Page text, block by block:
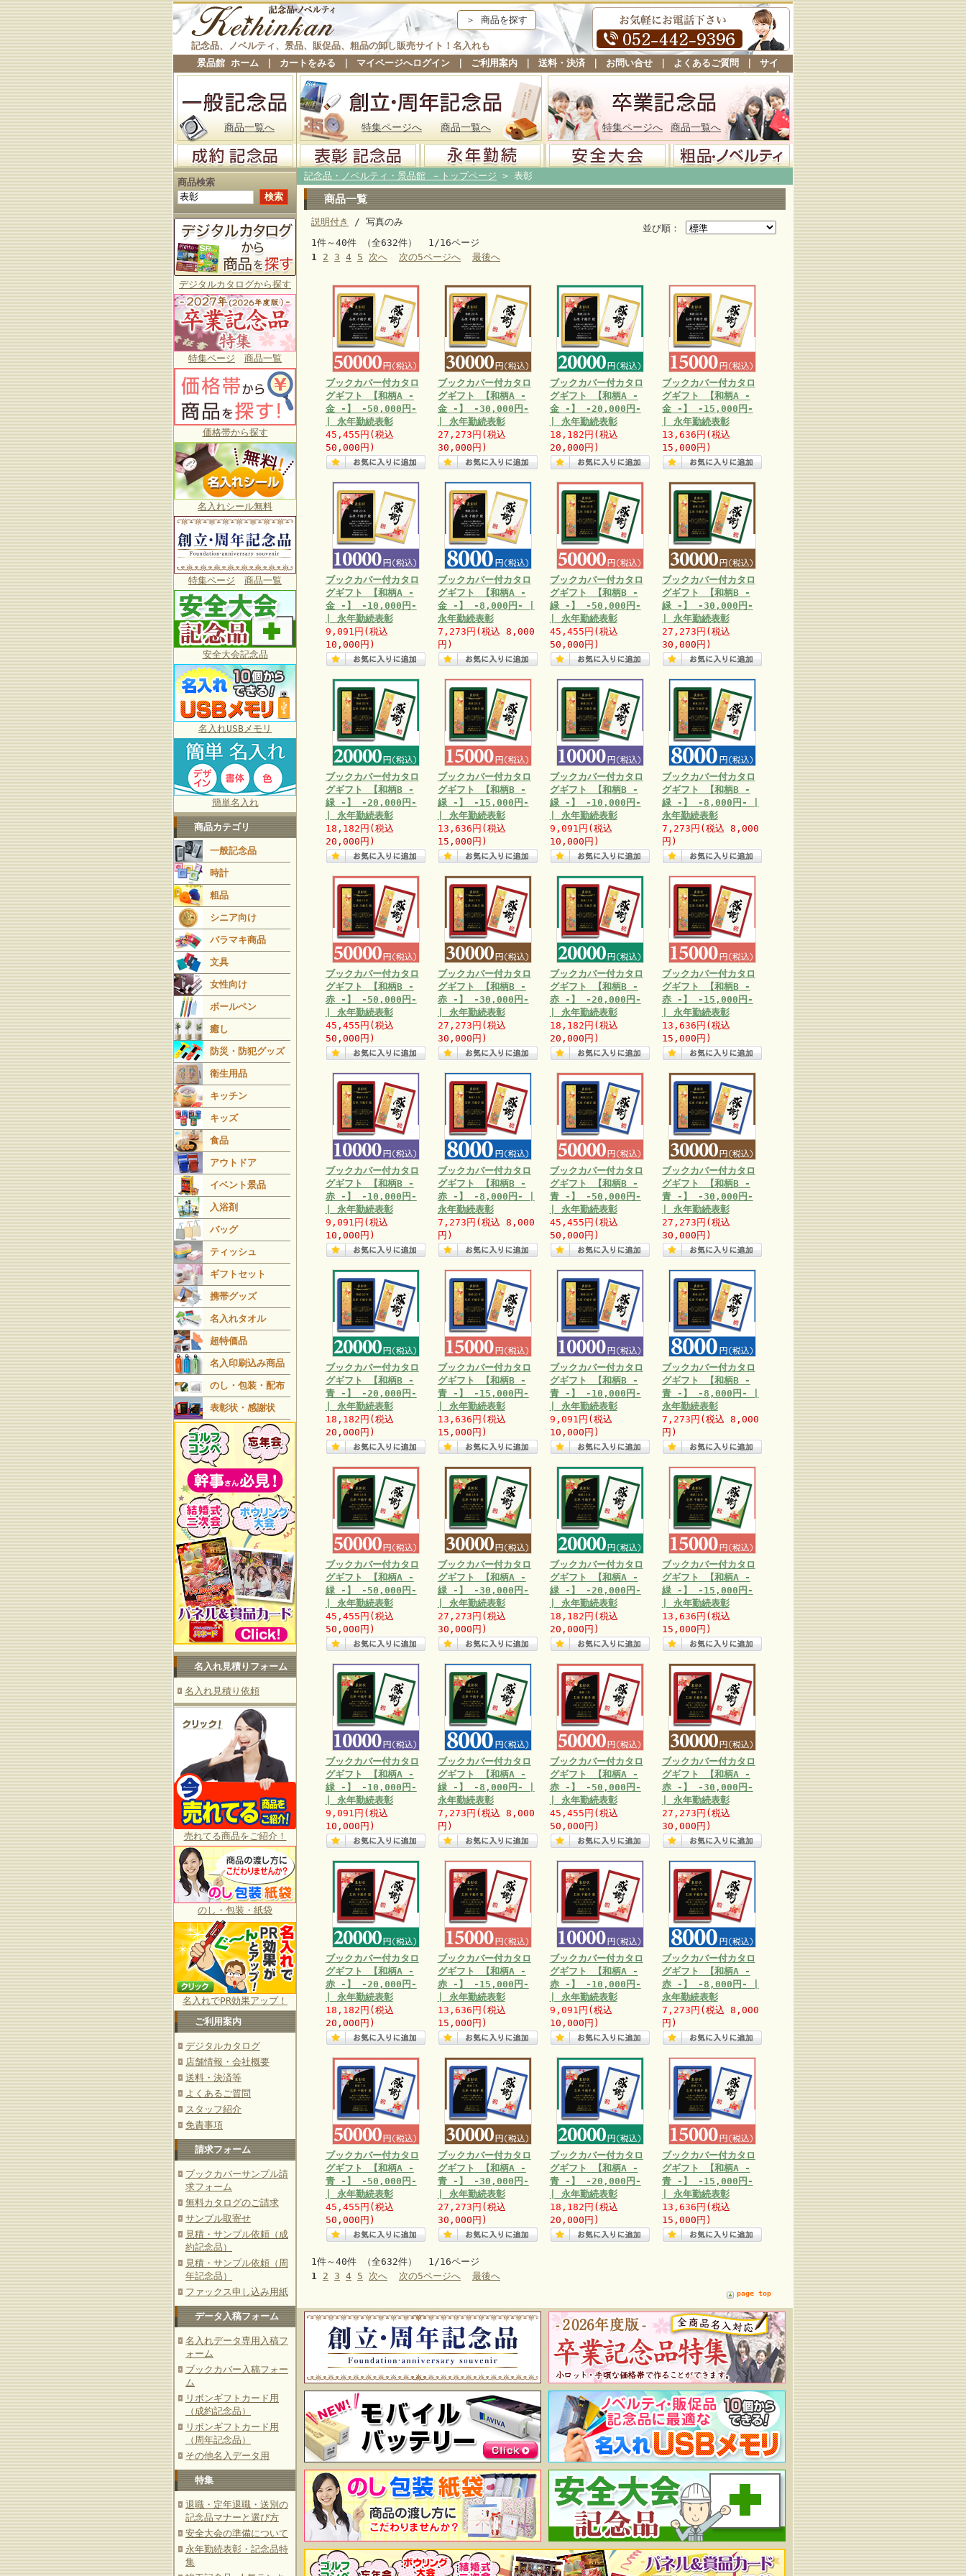
＞ 商品を探す
記念品、ノベルティ、景品、販促品、粗品の卸し販売サイト！名入れも
景品館 ホーム
カートをみる マイページへログイン ご利用案内 送料・決済 お問い合せ よくあるご質問
サイ
トマップ
商品一覧へ
商品検索
デジタルカタログから探す
特集ページ 商品一覧
価格帯から探す
名入れシール無料
特集ページ 商品一覧
安全大会記念品
名入れUSBメモリ
簡単名入れ
商品カテゴリ
一般記念品
時計
粗品
シニア向け
バラマキ商品
文具
女性向け
ボールペン
癒し
防災・防犯グッズ
衛生用品
キッチン
キッズ
食品
アウトドア
イベント景品
入浴剤
バッグ
ティッシュ
ギフトセット
携帯グッズ
名入れタオル
超特価品
名入印刷込み商品
のし・包装・配布
表彰状・感謝状
名入れ見積りフォーム
名入れ見積り依頼
売れてる商品をご紹介！
のし・包装・紙袋
名入れでPR効果アップ！
ご利用案内
デジタルカタログ
店舗情報・会社概要
送料・決済等
よくあるご質問
スタッフ紹介
免責事項
請求フォーム
ブックカバーサンプル請
求フォーム
無料カタログのご請求
サンプル取寄せ
見積・サンプル依頼（成
約記念品）
見積・サンプル依頼（周
年記念品）
ファックス申し込み用紙
データ入稿フォーム
名入れデータ専用入稿フ
ォーム
ブックカバー入稿フォー
ム
リボンギフトカード用
（成約記念品）
リボンギフトカード用
（周年記念品）
その他名入データ用
特集
退職・定年退職・送別の
記念品マナーと選び方
安全大会の準備について
永年勤続表彰・記念品特
集
特集ページへ 商品一覧へ 特集ページへ 商品一覧へ
記念品・ノベルティ・景品館 －トップページ > 表彰
商品一覧
並び順：
説明付き
/ 写真のみ
1件～40件 （全632件） 1/16ページ
1 2 3 4 5 次へ 次の5ページへ 最後へ
ブックカバー付カタロ
グギフト 【和柄A -
金 -】 -50,000円-
| 永年勤続表彰
45,455円 (税込
50,000円)
ブックカバー付カタロ
グギフト 【和柄A -
金 -】 -30,000円-
| 永年勤続表彰
27,273円 (税込
30,000円)
ブックカバー付カタロ
グギフト 【和柄A -
金 -】 -20,000円-
| 永年勤続表彰
18,182円 (税込
20,000円)
ブックカバー付カタロ
グギフト 【和柄A -
金 -】 -15,000円-
| 永年勤続表彰
13,636円 (税込
15,000円)
ブックカバー付カタロ
グギフト 【和柄A -
金 -】 -10,000円-
| 永年勤続表彰
9,091円 (税込
10,000円)
ブックカバー付カタロ
グギフト 【和柄A -
金 -】 -8,000円- |
永年勤続表彰
7,273円 (税込 8,000
円)
ブックカバー付カタロ
グギフト 【和柄B -
緑 -】 -50,000円-
| 永年勤続表彰
45,455円 (税込
50,000円)
ブックカバー付カタロ
グギフト 【和柄B -
緑 -】 -30,000円-
| 永年勤続表彰
27,273円 (税込
30,000円)
ブックカバー付カタロ
グギフト 【和柄B -
緑 -】 -20,000円-
| 永年勤続表彰
18,182円 (税込
20,000円)
ブックカバー付カタロ
グギフト 【和柄B -
緑 -】 -15,000円-
| 永年勤続表彰
13,636円 (税込
15,000円)
ブックカバー付カタロ
グギフト 【和柄B -
緑 -】 -10,000円-
| 永年勤続表彰
9,091円 (税込
10,000円)
ブックカバー付カタロ
グギフト 【和柄B -
緑 -】 -8,000円- |
永年勤続表彰
7,273円 (税込 8,000
円)
ブックカバー付カタロ
グギフト 【和柄B -
赤 -】 -50,000円-
| 永年勤続表彰
45,455円 (税込
50,000円)
ブックカバー付カタロ
グギフト 【和柄B -
赤 -】 -30,000円-
| 永年勤続表彰
27,273円 (税込
30,000円)
ブックカバー付カタロ
グギフト 【和柄B -
赤 -】 -20,000円-
| 永年勤続表彰
18,182円 (税込
20,000円)
ブックカバー付カタロ
グギフト 【和柄B -
赤 -】 -15,000円-
| 永年勤続表彰
13,636円 (税込
15,000円)
ブックカバー付カタロ
グギフト 【和柄B -
赤 -】 -10,000円-
| 永年勤続表彰
9,091円 (税込
10,000円)
ブックカバー付カタロ
グギフト 【和柄B -
赤 -】 -8,000円- |
永年勤続表彰
7,273円 (税込 8,000
円)
ブックカバー付カタロ
グギフト 【和柄B -
青 -】 -50,000円-
| 永年勤続表彰
45,455円 (税込
50,000円)
ブックカバー付カタロ
グギフト 【和柄B -
青 -】 -30,000円-
| 永年勤続表彰
27,273円 (税込
30,000円)
ブックカバー付カタロ
グギフト 【和柄B -
青 -】 -20,000円-
| 永年勤続表彰
18,182円 (税込
20,000円)
ブックカバー付カタロ
グギフト 【和柄B -
青 -】 -15,000円-
| 永年勤続表彰
13,636円 (税込
15,000円)
ブックカバー付カタロ
グギフト 【和柄B -
青 -】 -10,000円-
| 永年勤続表彰
9,091円 (税込
10,000円)
ブックカバー付カタロ
グギフト 【和柄B -
青 -】 -8,000円- |
永年勤続表彰
7,273円 (税込 8,000
円)
ブックカバー付カタロ
グギフト 【和柄A -
緑 -】 -50,000円-
| 永年勤続表彰
45,455円 (税込
50,000円)
ブックカバー付カタロ
グギフト 【和柄A -
緑 -】 -30,000円-
| 永年勤続表彰
27,273円 (税込
30,000円)
ブックカバー付カタロ
グギフト 【和柄A -
緑 -】 -20,000円-
| 永年勤続表彰
18,182円 (税込
20,000円)
ブックカバー付カタロ
グギフト 【和柄A -
緑 -】 -15,000円-
| 永年勤続表彰
13,636円 (税込
15,000円)
ブックカバー付カタロ
グギフト 【和柄A -
緑 -】 -10,000円-
| 永年勤続表彰
9,091円 (税込
10,000円)
ブックカバー付カタロ
グギフト 【和柄A -
緑 -】 -8,000円- |
永年勤続表彰
7,273円 (税込 8,000
円)
ブックカバー付カタロ
グギフト 【和柄A -
赤 -】 -50,000円-
| 永年勤続表彰
45,455円 (税込
50,000円)
ブックカバー付カタロ
グギフト 【和柄A -
赤 -】 -30,000円-
| 永年勤続表彰
27,273円 (税込
30,000円)
ブックカバー付カタロ
グギフト 【和柄A -
赤 -】 -20,000円-
| 永年勤続表彰
18,182円 (税込
20,000円)
ブックカバー付カタロ
グギフト 【和柄A -
赤 -】 -15,000円-
| 永年勤続表彰
13,636円 (税込
15,000円)
ブックカバー付カタロ
グギフト 【和柄A -
赤 -】 -10,000円-
| 永年勤続表彰
9,091円 (税込
10,000円)
ブックカバー付カタロ
グギフト 【和柄A -
赤 -】 -8,000円- |
永年勤続表彰
7,273円 (税込 8,000
円)
ブックカバー付カタロ
グギフト 【和柄A -
青 -】 -50,000円-
| 永年勤続表彰
45,455円 (税込
50,000円)
ブックカバー付カタロ
グギフト 【和柄A -
青 -】 -30,000円-
| 永年勤続表彰
27,273円 (税込
30,000円)
ブックカバー付カタロ
グギフト 【和柄A -
青 -】 -20,000円-
| 永年勤続表彰
18,182円 (税込
20,000円)
ブックカバー付カタロ
グギフト 【和柄A -
青 -】 -15,000円-
| 永年勤続表彰
13,636円 (税込
15,000円)
1件～40件 （全632件） 1/16ページ
1 2 3 4 5 次へ 次の5ページへ 最後へ
page top